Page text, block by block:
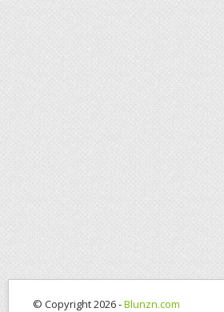
© Copyright 2026 -Blunzn.com